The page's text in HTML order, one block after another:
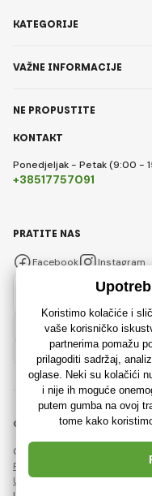
KONTAKT
Ponedjeljak - Petak (9:00 -
+38517757091
KATEGORIJE
VAŽNE INFORMACIJE
NE PROPUSTITE
PRATITE NAS
Facebook Instagram
© 2018 - 2026
Ova stranica je zaštićena
Pravila o zaštiti osobnih
Ugovorni uvjeti.